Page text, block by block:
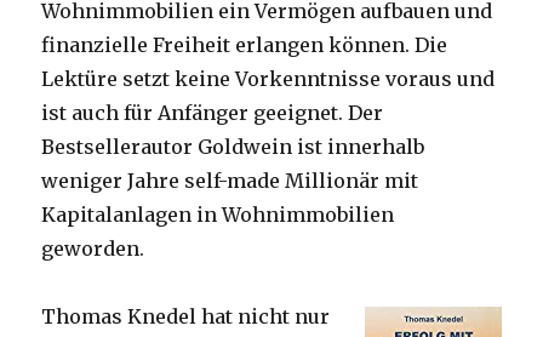
Wohnimmobilien ein Vermögen aufbauen und
finanzielle Freiheit erlangen können. Die
Lektüre setzt keine Vorkenntnisse voraus und
ist auch für Anfänger geeignet. Der
Bestsellerautor Goldwein ist innerhalb
weniger Jahre self-made Millionär mit
Kapitalanlagen in Wohnimmobilien
geworden.
Thomas Knedel hat nicht nur